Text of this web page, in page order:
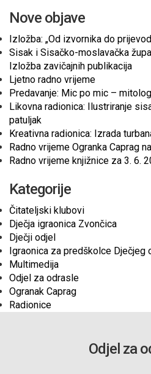
Nove objave
Izložba: „Od izvornika do
Sisak i Sisačko-moslavačka
Izložba zavičajnih publikacija
Ljetno radno vrijeme
Predavanje: Mic po mic –
Likovna radionica: Ilustriranje
patuljak
Kreativna radionica: Izrada
Radno vrijeme Ogranka Caprag
Radno vrijeme knjižnice za 3. 6.
Kategorije
Čitateljski klubovi
Dječja igraonica Zvončica
Dječji odjel
Igraonica za predškolce Dječjeg
Multimedija
Odjel za odrasle
Ogranak Caprag
Radionice
Odjel za